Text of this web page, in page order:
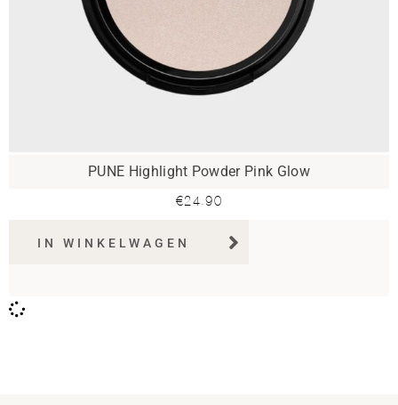
PUNE Highlight Powder Pink Glow
€24.90
IN WINKELWAGEN